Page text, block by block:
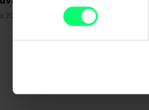
Asiakastiedotteet